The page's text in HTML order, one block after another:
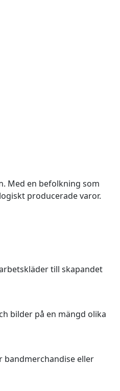
Med en befolkning som
producerade varor.
till skapandet
bilder på en mängd olika
bandmerchandise eller